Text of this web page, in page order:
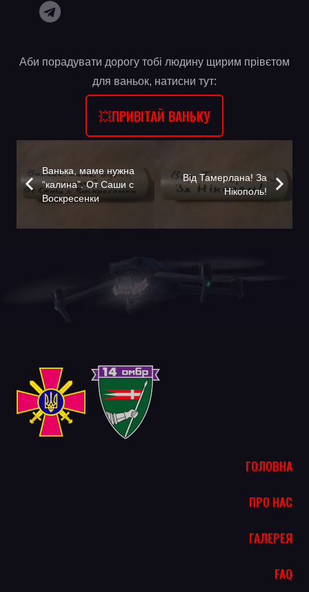
Аби порадувати дорогу тобі людину щирим прівєтом
для ваньок, натисни тут:
💥ПРИВІТАЙ ВАНЬКУ
Ванька, маме нужна
“калина”. От Саши с
Воскресенки
Від Тамерлана! За
Нікополь!
ГОЛОВНА
ПРО НАС
ГАЛЕРЕЯ
FAQ